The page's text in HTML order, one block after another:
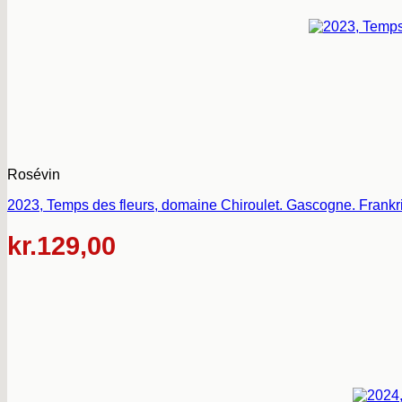
Rosévin
2023, Temps des fleurs, domaine Chiroulet. Gascogne.
kr.129,00